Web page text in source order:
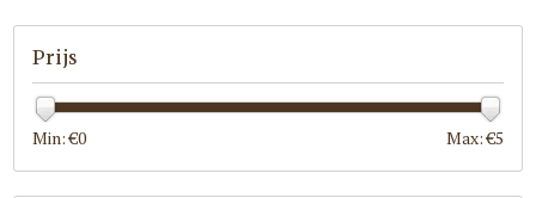
Prijs
Min: €0 Max: €5